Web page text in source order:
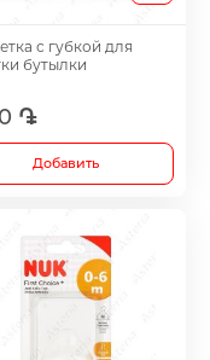
с губкой для
бутылки
֏
Добавить